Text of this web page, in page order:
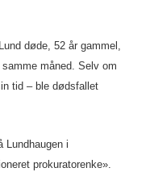
døde, 52 år gammel,
samme måned. Selv om
tid – ble dødsfallet
Lundhaugen i
prokuratorenke».